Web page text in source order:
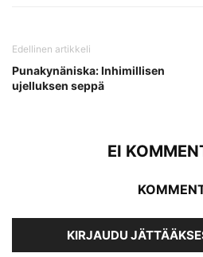
Edellinen artikkeli
Punakynäniska: Inhimillisen
ujelluksen seppä
EI
KIRJAUDU